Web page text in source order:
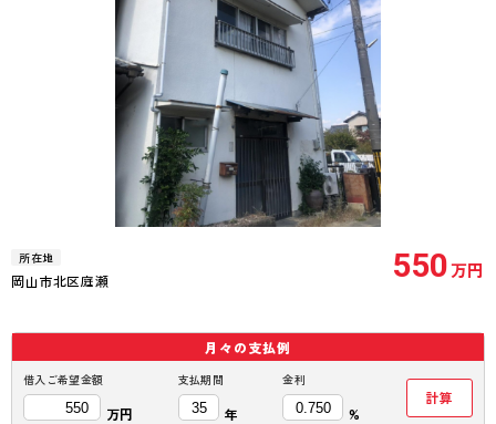
所在地
岡山市北区庭瀬 550万円
月々の支払例
借入ご希望金額
万円
支払期間
年
金利
%
計算